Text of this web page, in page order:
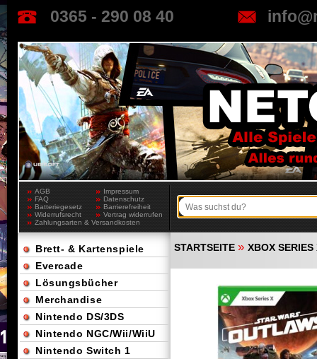
0365 - 290 08 40
AGB
Impressum
FAQ
Datenschutz
Batteriegesetz
Barrierefreiheit
Widerrufsrecht
Vertrag widerrufen
Zahlungsarten & Versandkosten
STARTSEITE » XBOX SERIES
Brett- & Kartenspiele
Evercade
Lösungsbücher
Merchandise
Nintendo DS/3DS
Nintendo NGC/Wii/WiiU
Nintendo Switch 1